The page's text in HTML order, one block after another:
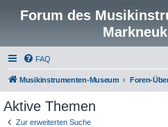
Forum des
FAQ
Musikinstrumenten-Museum Foren-
Aktive Themen
Zur erweiterten Suche